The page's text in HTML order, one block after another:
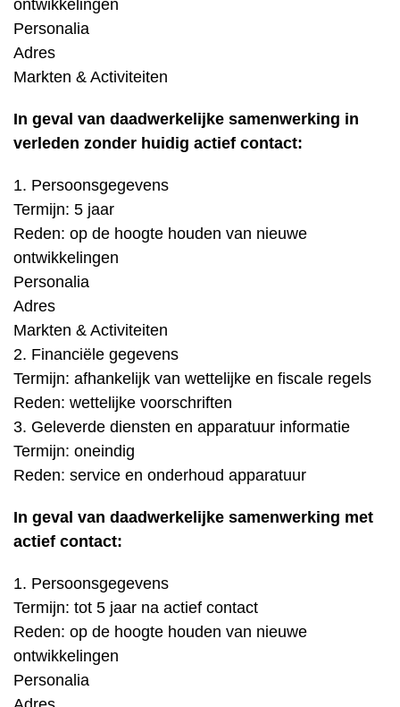
ontwikkelingen
Personalia
Adres
Markten & Activiteiten
In geval van daadwerkelijke samenwerking in
verleden zonder huidig actief contact:
1. Persoonsgegevens
Termijn: 5 jaar
Reden: op de hoogte houden van nieuwe
ontwikkelingen
Personalia
Adres
Markten & Activiteiten
2. Financiële gegevens
Termijn: afhankelijk van wettelijke en fiscale regels
Reden: wettelijke voorschriften
3. Geleverde diensten en apparatuur informatie
Termijn: oneindig
Reden: service en onderhoud apparatuur
In geval van daadwerkelijke samenwerking met
actief contact:
1. Persoonsgegevens
Termijn: tot 5 jaar na actief contact
Reden: op de hoogte houden van nieuwe
ontwikkelingen
Personalia